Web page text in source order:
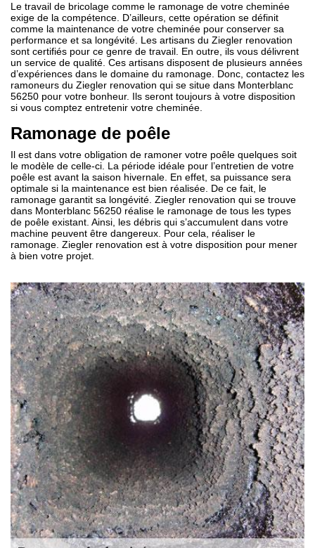
Le travail de bricolage comme le ramonage de votre cheminée
exige de la compétence. D’ailleurs, cette opération se définit
comme la maintenance de votre cheminée pour conserver sa
performance et sa longévité. Les artisans du Ziegler renovation
sont certifiés pour ce genre de travail. En outre, ils vous délivrent
un service de qualité. Ces artisans disposent de plusieurs années
d’expériences dans le domaine du ramonage. Donc, contactez les
ramoneurs du Ziegler renovation qui se situe dans Monterblanc
56250 pour votre bonheur. Ils seront toujours à votre disposition
si vous comptez entretenir votre cheminée.
Ramonage de poêle
Il est dans votre obligation de ramoner votre poêle quelques soit
le modèle de celle-ci. La période idéale pour l’entretien de votre
poêle est avant la saison hivernale. En effet, sa puissance sera
optimale si la maintenance est bien réalisée. De ce fait, le
ramonage garantit sa longévité. Ziegler renovation qui se trouve
dans Monterblanc 56250 réalise le ramonage de tous les types
de poêle existant. Ainsi, les débris qui s’accumulent dans votre
machine peuvent être dangereux. Pour cela, réaliser le
ramonage. Ziegler renovation est à votre disposition pour mener
à bien votre projet.